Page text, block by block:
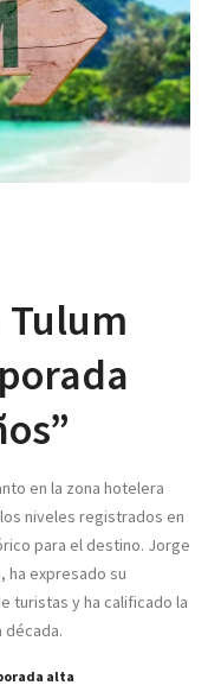
Tulum
en la zona hotelera
niveles registrados en
para el destino. Jorge
ha expresado su
turistas y ha calificado la
década.
alta